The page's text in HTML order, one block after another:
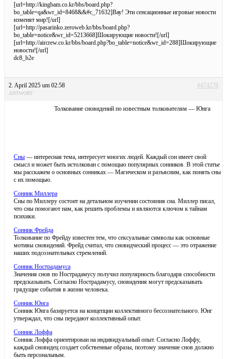
[url=http://kingbam.co.kr/bbs/board.php?
bo_table=qa&wr_id=8468&&#c_71632]Вау! Эти сенсационные игровые новости
изменят мир![/url]
[url=http://pasarinko.zeroweb.kr/bbs/board.php?
bo_table=notice&wr_id=5213668]Шокирующие новости![/url]
[url=http://aircrew.co.kr/bbs/board.php?bo_table=notice&wr_id=288]Шокирующие
новости![/url]
dc8_b2e
2. April 2025 um 02:58 #474278
ANTWORT
Толкование сновидений по известным толкователям — Юнга
Сны — интересная тема, интересует многих людей. Каждый сон имеет свой
смысл и может быть истолкован с помощью популярных сонников. В этой статье
мы расскажем о основных сонниках — Магическом и разъясним, как понять сны
с их помощью.
Сонник Миллера
Сны по Миллеру состоит на детальном изучении состояния сна. Миллер писал,
что сны помогают нам, как решить проблемы и являются ключом к тайнам
психики.
Сонник Фрейда
Толкование по Фрейду известен тем, что сексуальные символы как основные
мотивы сновидений. Фрейд считал, что сновидческий процесс — это отражение
наших подсознательных стремлений.
Сонник Нострадамуса
Значения снов по Нострадамусу получил популярность благодаря способности
предсказывать. Согласно Нострадамусу, сновидения могут предсказывать
грядущие события в жизни человека.
Сонник Юнга
Сонник Юнга базируется на концепции коллективного бессознательного. Юнг
утверждал, что сны передают коллективный опыт.
Сонник Лоффа
Сонник Лоффа ориентирован на индивидуальный опыт. Согласно Лоффу,
каждый сновидец создает собственные образы, поэтому значение снов должно
быть персональным.